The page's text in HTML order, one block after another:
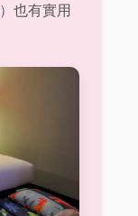
）也有實用